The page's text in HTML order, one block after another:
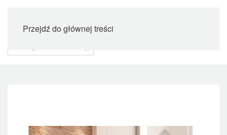
Przejdź do głównej treści